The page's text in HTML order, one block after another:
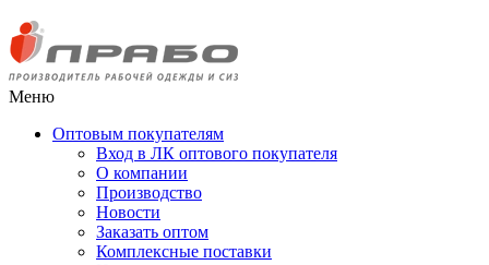
Меню
Оптовым покупателям
Вход в ЛК оптового покупателя
О компании
Производство
Новости
Заказать оптом
Комплексные поставки